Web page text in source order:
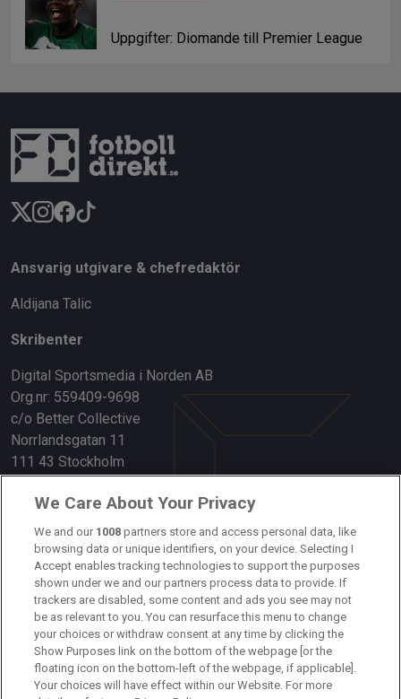
Uppgifter: Diomande till Premier League
Ansvarig utgivare & chefredaktör
Aldijana Talic
Skribenter
Digital Sportsmedia i Norden AB
Org.nr: 559409-9698
c/o Better Collective
Norrlandsgatan 11
111 43 Stockholm
Länkar
Om oss
Kontakta oss
Kundtjänst
Sponsor: Rekatochklart
Annonsera på Fotbolldirekt
We Care About Your Privacy
We and our 1008 partners store and access personal data, like
browsing data or unique identifiers, on your device. Selecting I
Accept enables tracking technologies to support the purposes
shown under we and our partners process data to provide. If
trackers are disabled, some content and ads you see may not
be as relevant to you. You can resurface this menu to change
your choices or withdraw consent at any time by clicking the
Show Purposes link on the bottom of the webpage [or the
floating icon on the bottom-left of the webpage, if applicable].
Your choices will have effect within our Website. For more